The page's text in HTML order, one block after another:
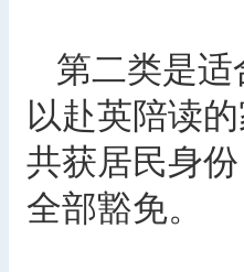
第二类是适
以赴英陪读
共获居民身
全部豁免。